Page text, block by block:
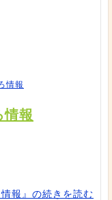
情報
情報
報』の続きを読む